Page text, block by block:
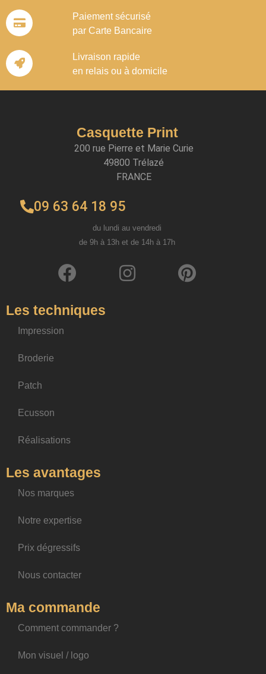
Paiement sécurisé
par Carte Bancaire
Livraison rapide
en relais ou à domicile
Casquette Print
200 rue Pierre et Marie Curie
49800 Trélazé
FRANCE
09 63 64 18 95
du lundi au vendredi
de 9h à 13h et de 14h à 17h
Les techniques
Impression
Broderie
Patch
Ecusson
Réalisations
Les avantages
Nos marques
Notre expertise
Prix dégressifs
Nous contacter
Ma commande
Comment commander ?
Mon visuel / logo